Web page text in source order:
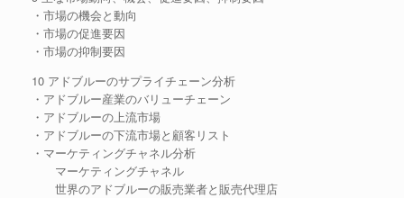
・市場の機会と動向
・市場の促進要因
・市場の抑制要因
10 アドブルーのサプライチェーン分析
・アドブルー産業のバリューチェーン
・アドブルーの上流市場
・アドブルーの下流市場と顧客リスト
・マーケティングチャネル分析
マーケティングチャネル
世界のアドブルーの販売業者と販売代理店